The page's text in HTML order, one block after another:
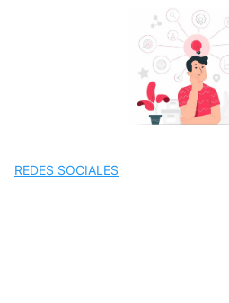
REDES SOCIALES